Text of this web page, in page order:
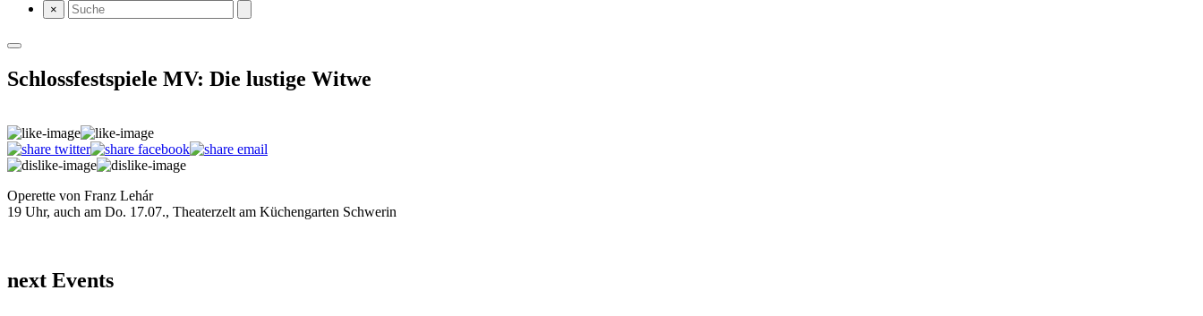
×
Schlossfestspiele MV: Die lustige Witwe
Operette von Franz Lehár
19 Uhr, auch am Do. 17.07., Theaterzelt am Küchengarten Schwerin
next Events